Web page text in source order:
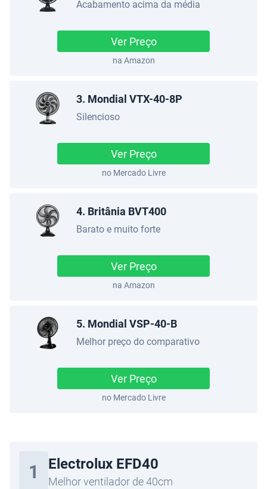
Acabamento acima da média
Ver Preço
na Amazon
3. Mondial VTX-40-8P
Silencioso
Ver Preço
no Mercado Livre
4. Britânia BVT400
Barato e muito forte
Ver Preço
na Amazon
5. Mondial VSP-40-B
Melhor preço do comparativo
Ver Preço
no Mercado Livre
1 Electrolux EFD40
Melhor ventilador de 40cm